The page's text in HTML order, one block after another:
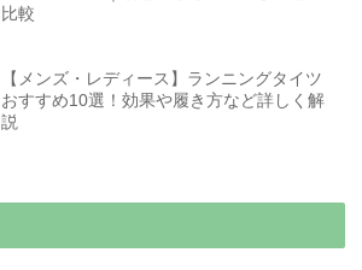
比較
【メンズ・レディース】ランニングタイツ
おすすめ10選！効果や履き方など詳しく解
説